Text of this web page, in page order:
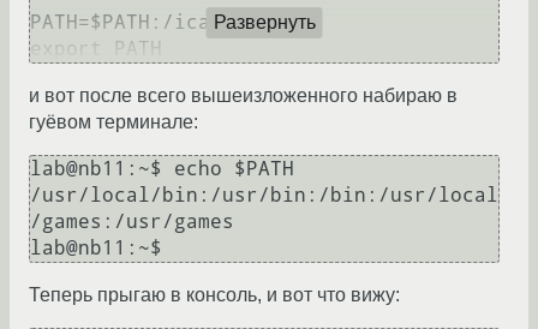
PATH=$PATH:/icarix/bin
Развернуть
и вот после всего вышеизложенного набираю в
гуёвом терминале:
lab@nb11:~$ echo $PATH
/usr/local/bin:/usr/bin:/bin:/usr/local
/games:/usr/games
Теперь прыгаю в консоль, и вот что вижу: